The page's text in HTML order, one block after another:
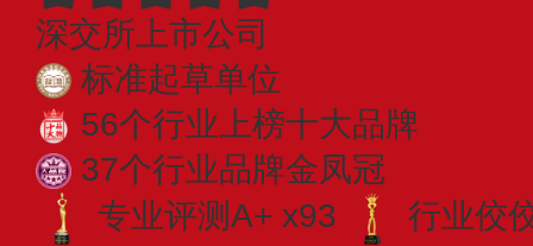
深交所上市公司
标准起草单位
56个行业上榜十大品牌
37个行业品牌金凤冠
专业评测A+ x93
行业佼